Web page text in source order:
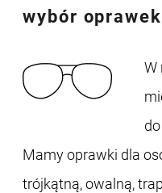
wybór oprawek
W
Mamy oprawki dla
trójkątną, owalną,